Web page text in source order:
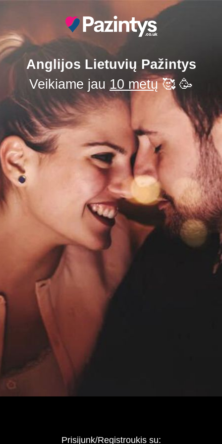
Anglijos Lietuvių Pažintys
Veikiame jau 10 metų🥰 🥳
Prisijunk/Registroukis su: